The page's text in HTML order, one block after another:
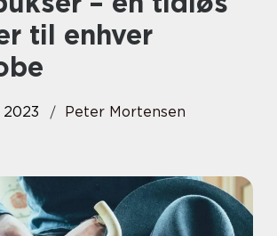
til enhver
Peter Mortensen